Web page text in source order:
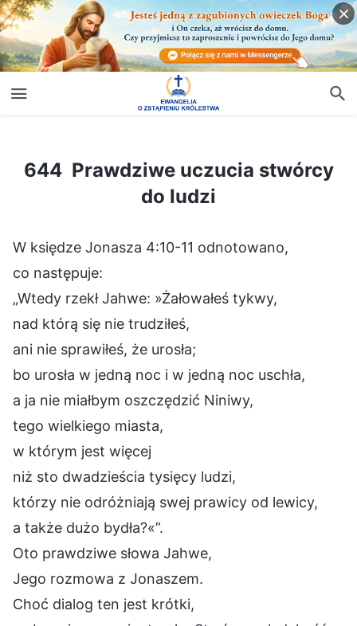
644 Prawdziwe uczucia stwórcy do ludzi
644 Prawdziwe uczucia stwórcy
do ludzi
W księdze Jonasza 4:10-11 odnotowano,
co następuje:
„Wtedy rzekł Jahwe: »Żałowałeś tykwy,
nad którą się nie trudziłeś,
ani nie sprawiłeś, że urosła;
bo urosła w jedną noc i w jedną noc uschła,
a ja nie miałbym oszczędzić Niniwy,
tego wielkiego miasta,
w którym jest więcej
niż sto dwadzieścia tysięcy ludzi,
którzy nie odróżniają swej prawicy od lewicy,
a także dużo bydła?«”.
Oto prawdziwe słowa Jahwe,
Jego rozmowa z Jonaszem.
Choć dialog ten jest krótki,